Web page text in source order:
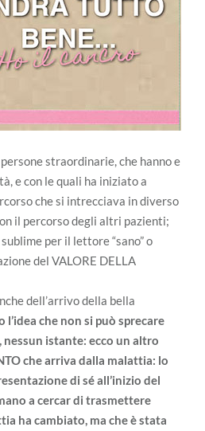
straordinarie, che hanno e
e con le quali ha iniziato a
che si intrecciava in diverso
il percorso degli altri pazienti;
per il lettore “sano” o
del VALORE DELLA
dell’arrivo della bella
l’idea che non si può sprecare
istante: ecco un altro
che arriva dalla malattia: lo
di sé all’inizio del
a cercar di trasmettere
ha cambiato, ma che è stata